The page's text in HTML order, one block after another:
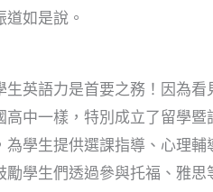
如是說。
英語力是首要之務！因為看
中一樣，特別成立了留學暨
學生提供選課指導、心理輔
學生們透過參與托福、雅思